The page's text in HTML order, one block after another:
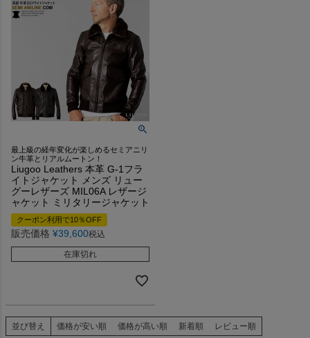
最上級の経年変化が楽しめるセミアニリ
ン牛革とリアルムートン！
Liugoo Leathers 本革 G-1フラ
イトジャケット メンズ リュー
グーレザーズ MIL06A レザージ
ャケット ミリタリージャケット
クーポン利用で10％OFF
販売価格 ¥39,600税込
在庫切れ
並び替え 価格が安い順 価格が高い順 新着順 レビュー順